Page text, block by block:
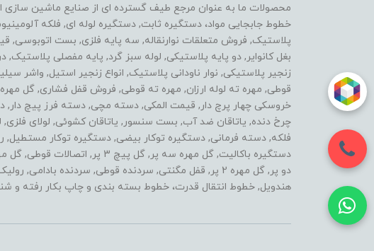
محصولات ما به عنوان مرجع طیف گسترده ای از صنایع ماشین سازی از
خطوط جابجایی مواد، دستگیره ثابت, دستگیره لوله ای, فلکه
پلاستیک, فروش متعلقات نوارنقاله, سه پایه فلزی, بست
بغل کانوایر, دو پایه پلاستیکی, لوله سبز گرد, پایه مفصلی پلاستیک,
زنجیر پلاستیکی, نوار ناودانی پلاستیک, انواع زنجیر استیل,
قوطی, مهره ته لوله ارزان, مهره ته قوطی, فروش قفل فشاری, گل
خروسکی چهار پرچ دار, قیمت المکی, دسته مچی, دسته فرز پیچ دار,
چرخ دنده, یاتاقان ضد آب, بست سنسور, یاتاقان کشوئی, لولای فلزی,
فلکه, دسته فرمانی, دستگیره توکار بیضی, دستگیره توکار مستطیل,
دستگیره باکالیت, گل مهره سه پر, گل
دو پر, گل مهره 2 پر, قفل مگنتی, سردنده قوطی, سردنده
هندویل, خطوط انتقال قدرت، خطوط بسته بندی و چاپ بکار رفته و